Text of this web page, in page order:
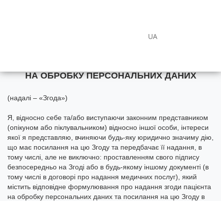
UA
НА ОБРОБКУ ПЕРСОНАЛЬНИХ ДАНИХ
(надалі – «Згода»)
Я, відносно себе та/або виступаючи законним представником
(опікуном або піклувальником) відносно іншої особи, інтереси
якої я представляю, вчиняючи будь-яку юридично значиму дію,
що має посилання на цю Згоду та передбачає її надання, в
тому числі, але не виключно: проставленням свого підпису
безпосередньо на Згоді або в будь-якому іншому документі (в
тому числі в договорі про надання медичних послуг), який
містить відповідне формулювання про надання згоди пацієнта
на обробку персональних даних та посилання на цю Згоду в